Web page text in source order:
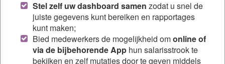
Stel zelf uw dashboard samen zodat u snel de
juiste gegevens kunt bereiken en rapportages
kunt maken;
Bied medewerkers de mogelijkheid omonline of
via de bijbehorende App hun salarisstrook te
bekijken en zelf mutaties door te geven middels